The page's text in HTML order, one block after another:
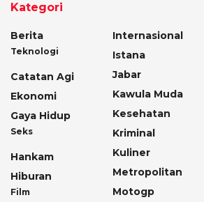
Kategori
Berita
Teknologi
Catatan Agi
Ekonomi
Gaya Hidup
Seks
Hankam
Hiburan
Film
Internasional
Istana
Jabar
Kawula Muda
Kesehatan
Kriminal
Kuliner
Metropolitan
Motogp